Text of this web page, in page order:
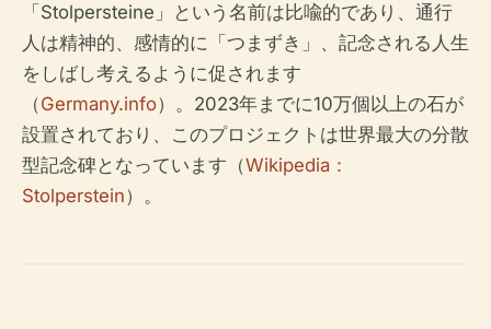
「Stolpersteine」という名前は比喩的であり、通行
人は精神的、感情的に「つまずき」、記念される人生
をしばし考えるように促されます
（Germany.info）。2023年までに10万個以上の石が
設置されており、このプロジェクトは世界最大の分散
型記念碑となっています（Wikipedia：
Stolperstein）。